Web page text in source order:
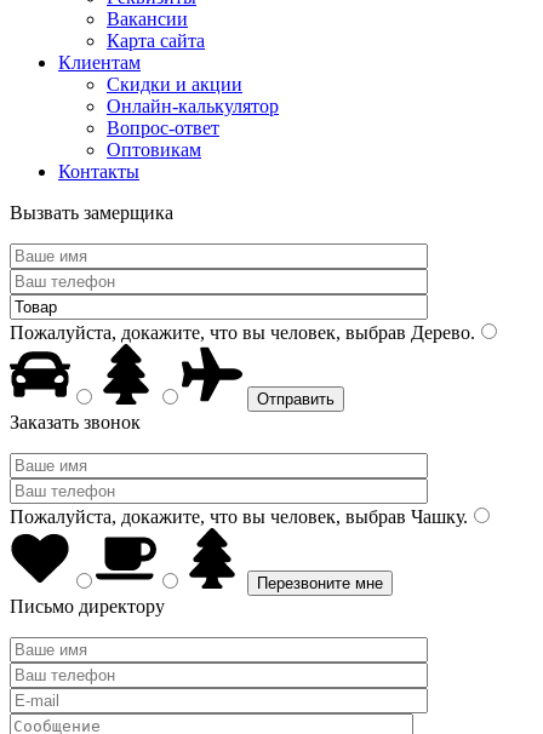
Вакансии
Карта сайта
Клиентам
Скидки и акции
Онлайн-калькулятор
Вопрос-ответ
Оптовикам
Контакты
Вызвать замерщика
Пожалуйста, докажите, что вы человек, выбрав Дерево.
Заказать звонок
Пожалуйста, докажите, что вы человек, выбрав Чашку.
Письмо директору